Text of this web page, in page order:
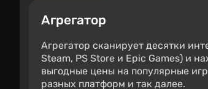
Агрегатор
Агрегатор сканирует десятки
Steam, PS Store и Epic Games) и
выгодные цены на популярные
разных платформ и так далее.